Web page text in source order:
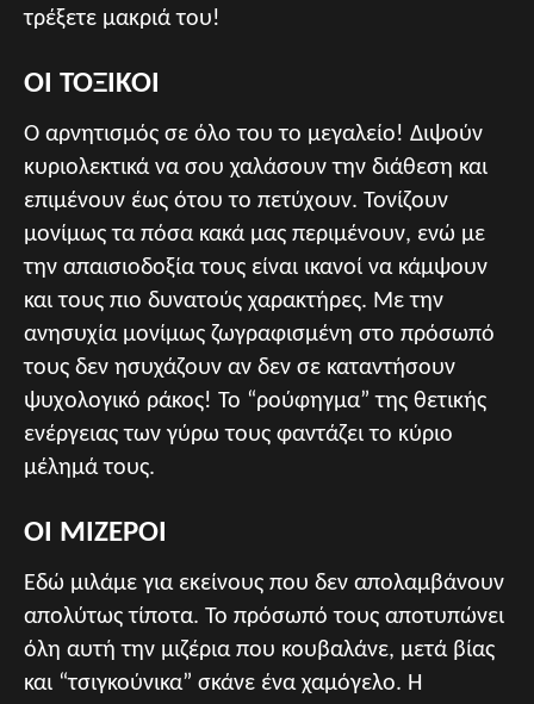
τρέξετε μακριά του!
ΟΙ ΤΟΞΙΚΟΙ
Ο αρνητισμός σε όλο του το μεγαλείο! Διψούν
κυριολεκτικά να σου χαλάσουν την διάθεση και
επιμένουν έως ότου το πετύχουν. Τονίζουν
μονίμως τα πόσα κακά μας περιμένουν, ενώ με
την απαισιοδοξία τους είναι ικανοί να κάμψουν
και τους πιο δυνατούς χαρακτήρες. Με την
ανησυχία μονίμως ζωγραφισμένη στο πρόσωπό
τους δεν ησυχάζουν αν δεν σε καταντήσουν
ψυχολογικό ράκος! Το “ρούφηγμα” της θετικής
ενέργειας των γύρω τους φαντάζει το κύριο
μέλημά τους.
ΟΙ ΜΙΖΕΡΟΙ
Εδώ μιλάμε για εκείνους που δεν απολαμβάνουν
απολύτως τίποτα. Το πρόσωπό τους αποτυπώνει
όλη αυτή την μιζέρια που κουβαλάνε, μετά βίας
και “τσιγκούνικα” σκάνε ένα χαμόγελο. Η